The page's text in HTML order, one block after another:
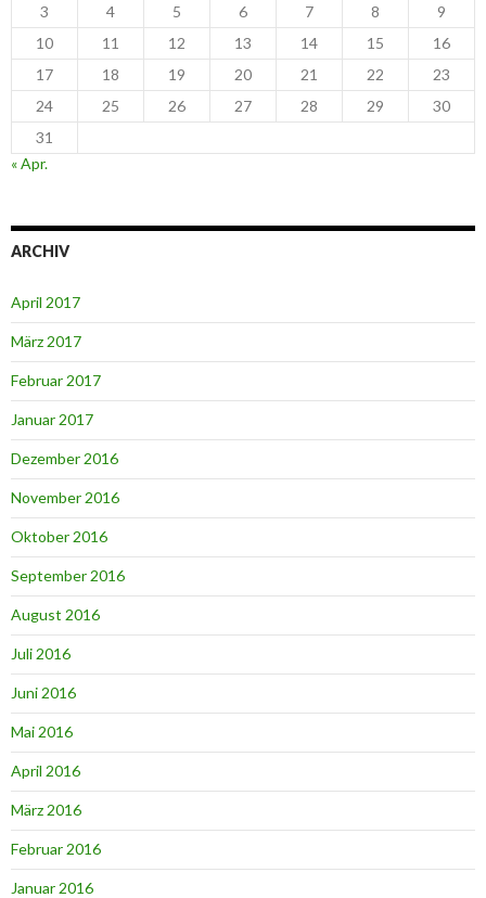
3
4 5 6 7 8
9
10
11 12 13 14 15
16
17
18 19 20 21 22
23
24
25 26 27 28 29
30
31
« Apr.
ARCHIV
April 2017
März 2017
Februar 2017
Januar 2017
Dezember 2016
November 2016
Oktober 2016
September 2016
August 2016
Juli 2016
Juni 2016
Mai 2016
April 2016
März 2016
Februar 2016
Januar 2016